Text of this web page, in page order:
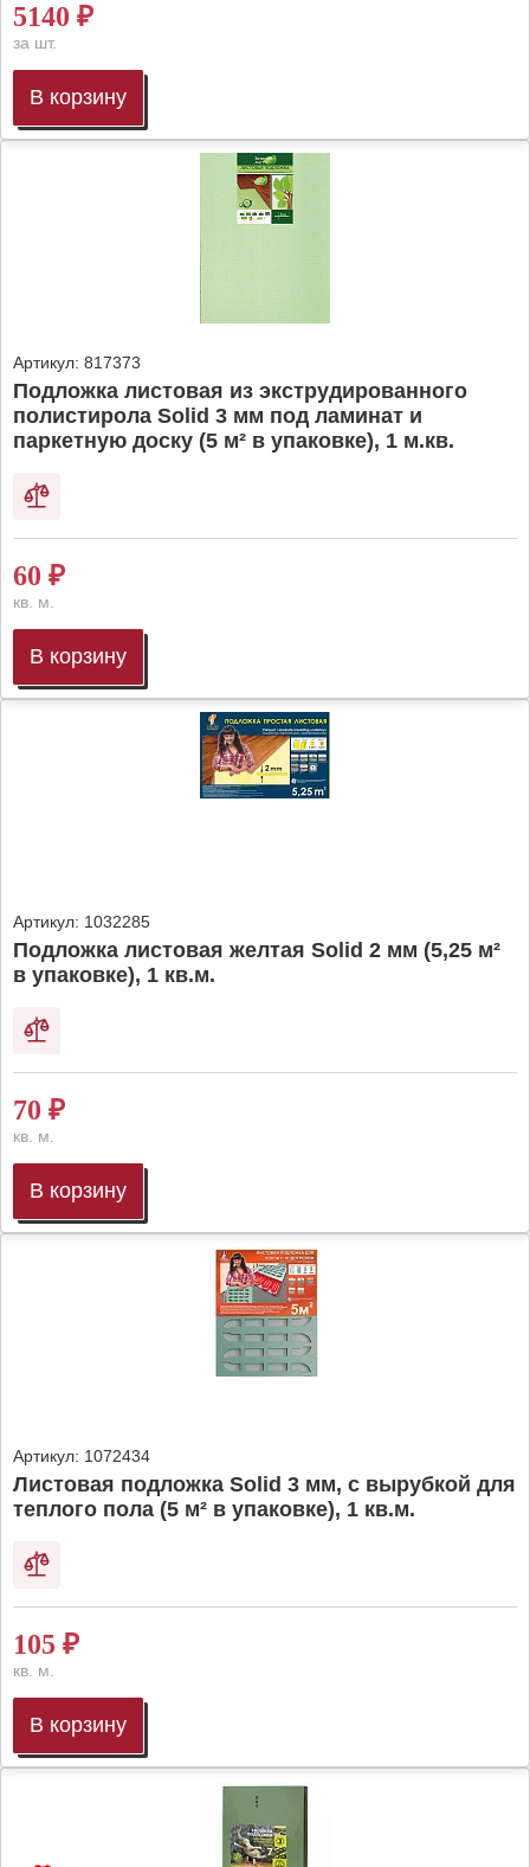
5140 ₽
за шт.
В корзину
Артикул: 817373
Подложка листовая из экструдированного
полистирола Solid 3 мм под ламинат и
паркетную доску (5 м² в упаковке), 1 м.кв.
60 ₽
кв. м.
В корзину
Артикул: 1032285
Подложка листовая желтая Solid 2 мм (5,25 м²
в упаковке), 1 кв.м.
70 ₽
кв. м.
В корзину
Артикул: 1072434
Листовая подложка Solid 3 мм, с вырубкой для
теплого пола (5 м² в упаковке), 1 кв.м.
105 ₽
кв. м.
В корзину